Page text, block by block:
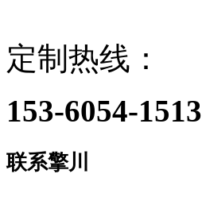
定制热线：
153-6054-1513
联系擎川